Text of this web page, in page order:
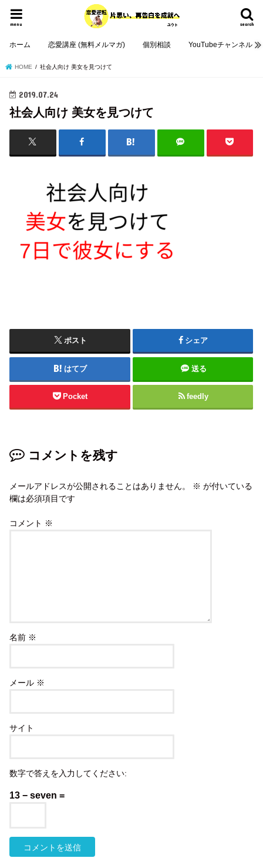
search
menu
ホーム 恋愛講座 (無料メルマガ) 個別相談 YouTubeチャンネル
HOME 社会人向け 美女を見つけて
2019.07.24
社会人向け 美女を見つけて
ポスト シェア
はてブ 送る
Pocket feedly
コメントを残す
メールアドレスが公開されることはありません。 ※ が付いている
欄は必須項目です
コメント ※
名前 ※
メール ※
サイト
数字で答えを入力してください:
13 − seven =